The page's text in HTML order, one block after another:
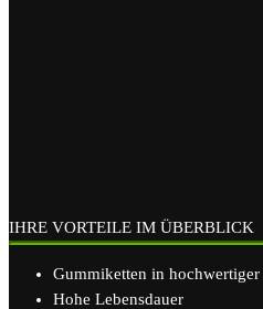
IHRE VORTEILE IM ÜBERBLICK
Gummiketten in
Hohe Lebensdauer